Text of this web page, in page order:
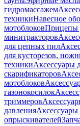
гидромассажем
техникиНавесное
мотоблоковПрицепы
минитракторов
для цепных пил
для кусторезов,
техникиАксессуары
скарификаторов
мотоблоков
газонокосилок
триммеров
давления
опрыскивателей